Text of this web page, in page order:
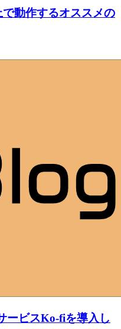
動作するオススメの
ービスKo-fiを導入し